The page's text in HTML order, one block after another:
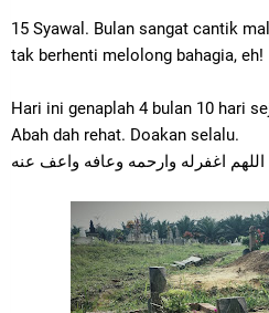
15 Syawal. Bulan sangat cantik
tak berhenti melolong bahagia, eh!
Hari ini genaplah 4 bulan 10 hari
Abah dah rehat. Doakan selalu.
اللهم اغفرله وارحمه وعافه واعف عنه